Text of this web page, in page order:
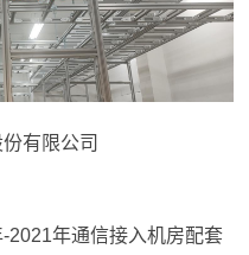
有限公司
2021年通信接入机房配套